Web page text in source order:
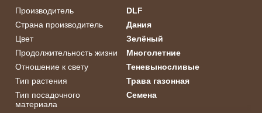
Производитель
DLF
Страна производитель
Дания
Цвет
Зелёный
Продолжительность жизни
Многолетние
Отношение к свету
Теневыносливые
Тип растения
Трава газонная
Тип посадочного
материала
Семена